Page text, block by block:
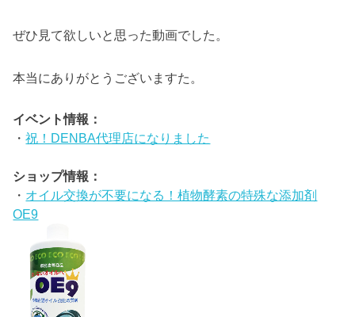
ぜひ見て欲しいと思った動画でした。
本当にありがとうございますた。
イベント情報：
・祝！DENBA代理店になりました
ショップ情報：
・ オイル交換が不要になる！植物酵素の特殊な添加剤
OE9